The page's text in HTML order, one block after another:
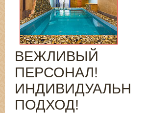
ВЕЖЛИВЫЙ
ПЕРСОНАЛ!
ИНДИВИДУАЛЬНЫЙ
ПОДХОД!